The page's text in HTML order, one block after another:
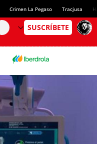
Crimen La Pegaso Tracjusa